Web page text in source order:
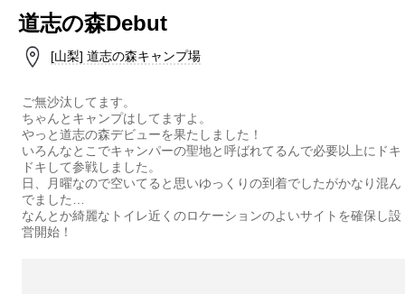
道志の森Debut
[山梨] 道志の森キャンプ場
ご無沙汰してます。
ちゃんとキャンプはしてますよ。
やっと道志の森デビューを果たしました！
いろんなとこでキャンパーの聖地と呼ばれてるんで必要以上にドキ
ドキして参戦しました。
日、月曜なので空いてると思いゆっくりの到着でしたがかなり混ん
でました…
なんとか綺麗なトイレ近くのロケーションのよいサイトを確保し設
営開始！